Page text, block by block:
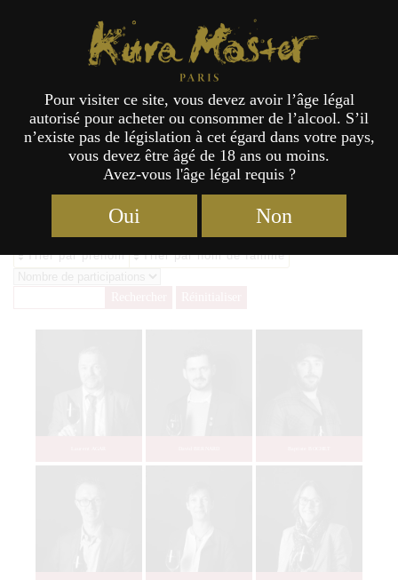
Archives des Jury Honkaku-shochu
& Awamori 2021 - Kura Master
Trier par prénom Trier par nom de famille
Kura Master Paris
Pour visiter ce site, vous devez avoir l’âge légal
autorisé pour acheter ou consommer de l’alcool. S’il
n’existe pas de législation à cet égard dans votre pays,
vous devez être âgé de 18 ans ou moins.
Avez-vous l'âge légal requis ?
Oui Non